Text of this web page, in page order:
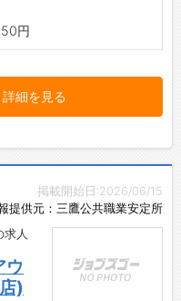
円
詳細を見る
掲載開始日:2026/06/15
提供元：三鷹公共職業安定所
人
)